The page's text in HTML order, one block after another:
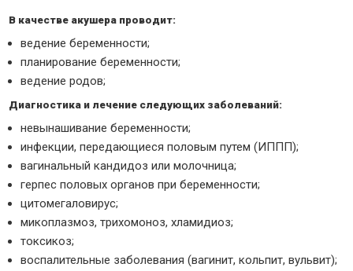
В качестве акушера проводит:
ведение беременности;
планирование беременности;
ведение родов;
Диагностика и лечение следующих заболеваний:
невынашивание беременности;
инфекции, передающиеся половым путем (ИППП);
вагинальный кандидоз или молочница;
герпес половых органов при беременности;
цитомегаловирус;
микоплазмоз, трихомоноз, хламидиоз;
токсикоз;
воспалительные заболевания (вагинит, кольпит, вульвит);